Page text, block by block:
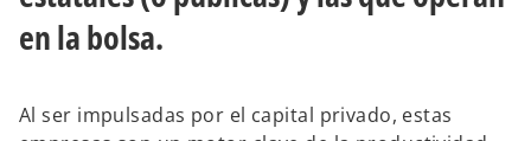
en la bolsa.
Al ser impulsadas por el capital privado, estas